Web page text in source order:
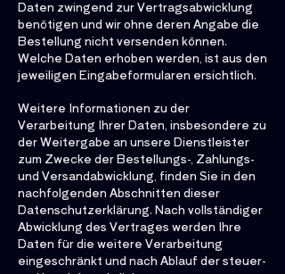
Daten zwingend zur Vertragsabwicklung
benötigen und wir ohne deren Angabe die
Bestellung nicht versenden können.
Welche Daten erhoben werden, ist aus den
jeweiligen Eingabeformularen ersichtlich.
Weitere Informationen zu der
Verarbeitung Ihrer Daten, insbesondere zu
der Weitergabe an unsere Dienstleister
zum Zwecke der Bestellungs-, Zahlungs-
und Versandabwicklung, finden Sie in den
nachfolgenden Abschnitten dieser
Datenschutzerklärung. Nach vollständiger
Abwicklung des Vertrages werden Ihre
Daten für die weitere Verarbeitung
eingeschränkt und nach Ablauf der steuer-